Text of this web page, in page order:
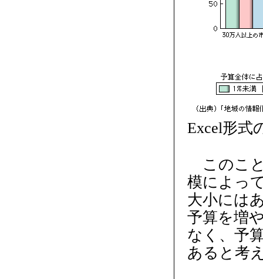
Excel形式
このこ
模によっ
大小には
予算を増
なく、予
あると考